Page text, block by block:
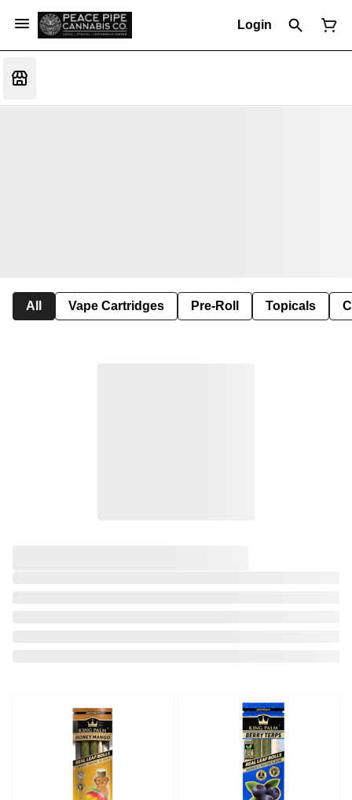
Login
All Vape Cartridges Pre-Roll Topicals